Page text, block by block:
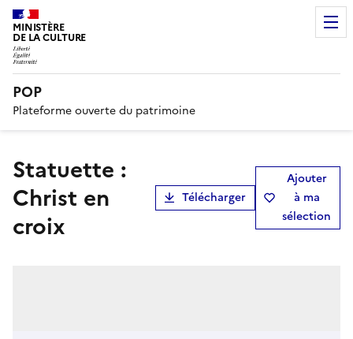
MINISTÈRE
DE LA CULTURE
POP
Plateforme ouverte du patrimoine
statuette :
Christ en
croix
Télécharger
Ajouter
à ma
sélection